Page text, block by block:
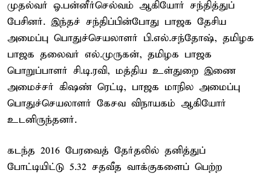
முதல்வர் ஓ.பன்னீர்செல்வம் ஆகியோர் சந்தித்துப்
பேசினர். இந்தச் சந்திப்பின்போது பாஜக தேசிய
அமைப்பு பொதுச்செயலாளர் பி.எல்.சந்தோஷ், தமிழக
பாஜக தலைவர் எல்.முருகன், தமிழக பாஜக
பொறுப்பாளர் சி.டி.ரவி, மத்திய உள்துறை இணை
அமைச்சர் கிஷண் ரெட்டி, பாஜக மாநில அமைப்பு
பொதுச்செயலாளர் கேசவ விநாயகம் ஆகியோர்
உடனிருந்தனர்.
கடந்த 2016 பேரவைத் தேர்தலில் தனித்துப்
போட்டியிட்டு 5.32 சதவீத வாக்குகளைப் பெற்ற